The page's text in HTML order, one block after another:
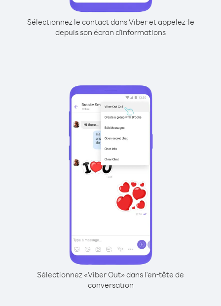
Sélectionnez le contact dans Viber et appelez-le
depuis son écran d'informations
Sélectionnez «Viber Out» dans l'en-tête de
conversation